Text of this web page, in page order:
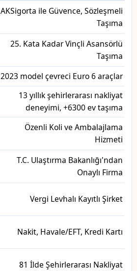
AKSigorta ile Güvence, Sözleşmeli
Taşıma
25. Kata Kadar Vinçli Asansörlü
Taşıma
2023 model çevreci Euro 6 araçlar
13 yıllık şehirlerarası nakliyat
deneyimi, +6300 ev taşıma
Özenli Koli ve Ambalajlama
Hizmeti
T.C. Ulaştırma Bakanlığı'ndan
Onaylı Firma
Vergi Levhalı Kayıtlı Şirket
Nakit, Havale/EFT, Kredi Kartı
81 İlde Şehirlerarası Nakliyat